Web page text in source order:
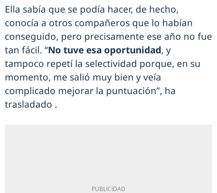
Ella sabía que se podía hacer, de hecho,
conocía a otros compañeros que lo habían
conseguido, pero precisamente ese año no fue
tan fácil. “No tuve esa oportunidad, y
tampoco repetí la selectividad porque, en su
momento, me salió muy bien y veía
complicado mejorar la puntuación”, ha
trasladado .